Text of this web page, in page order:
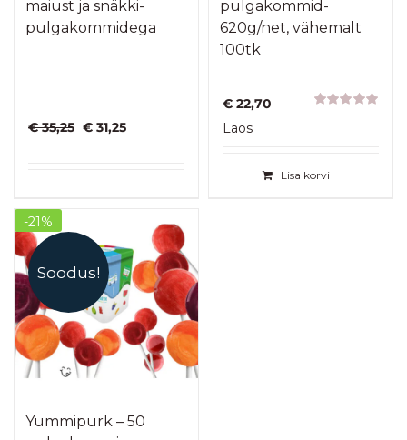
maiust ja snäkki-
pulgakommidega
€35,25 Algne
€ 31,25Praegune
pulgakommid-
620g/net, vähemalt
100tk
€ 22,70
Laos
Lisa korvi
Soodus!
-21%
Yummipurk – 50